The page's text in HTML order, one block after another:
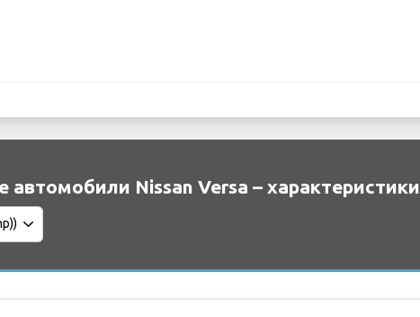
автомобили Nissan Versa – характеристики